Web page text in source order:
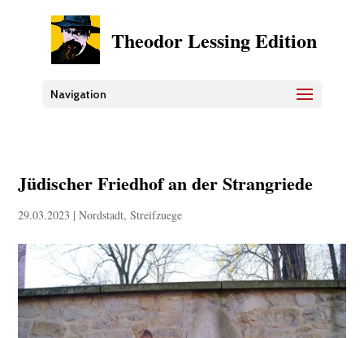
Theodor Lessing Edition
Navigation
Jüdischer Friedhof an der Strangriede
29.03.2023 |Nordstadt,Streifzuege